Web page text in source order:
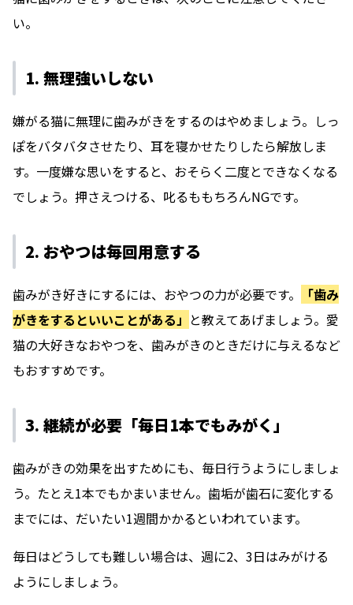
い。
1. 無理強いしない
嫌がる猫に無理に歯みがきをするのはやめましょう。しっ
ぽをバタバタさせたり、耳を寝かせたりしたら解放しま
す。一度嫌な思いをすると、おそらく二度とできなくなる
でしょう。押さえつける、叱るももちろんNGです。
2. おやつは毎回用意する
歯みがき好きにするには、おやつの力が必要です。
「歯み
がきをするといいことがある」 と教えてあげましょう。愛
猫の大好きなおやつを、歯みがきのときだけに与えるなど
もおすすめです。
3. 継続が必要「毎日1本でもみがく」
歯みがきの効果を出すためにも、毎日行うようにしましょ
う。たとえ1本でもかまいません。歯垢が歯石に変化する
までには、だいたい1週間かかるといわれています。
毎日はどうしても難しい場合は、週に2、3日はみがける
ようにしましょう。